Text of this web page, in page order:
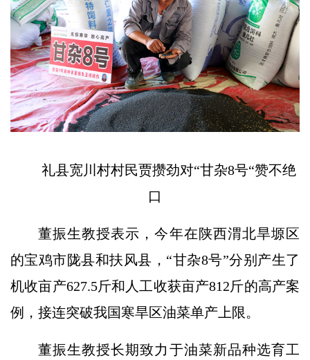
礼县宽川村村民贾攒劲对“甘杂8号“赞不绝
口
董振生教授表示，今年在陕西渭北旱塬区
的宝鸡市陇县和扶风县，“甘杂8号”分别产生了
机收亩产627.5斤和人工收获亩产812斤的高产案
例，接连突破我国寒旱区油菜单产上限。
董振生教授长期致力于油菜新品种选育工